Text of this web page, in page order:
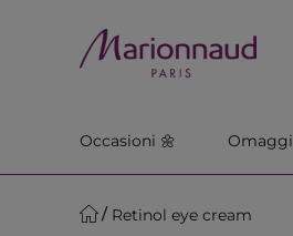
Occasioni 🌼 Omaggi
Retinol eye cream